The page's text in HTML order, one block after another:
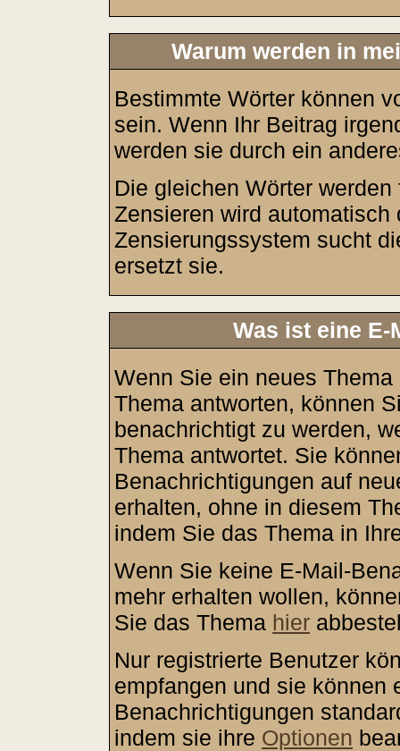
Warum werden in
Bestimmte Wörter können
sein. Wenn Ihr Beitrag
werden sie durch ein
Die gleichen Wörter
Zensieren wird automatisch
Zensierungssystem sucht
ersetzt sie.
Was ist eine
Wenn Sie ein neues
Thema antworten, können
benachrichtigt zu werden,
Thema antwortet. Sie
Benachrichtigungen auf
erhalten, ohne in diesem
indem Sie das Thema in
Wenn Sie keine E-Mail-
mehr erhalten wollen,
Sie das Thema hier
Nur registrierte Benutzer
empfangen und sie können
Benachrichtigungen
indem sie ihre Optionen